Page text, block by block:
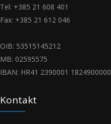
Tel: +385 21 608 401
Fax: +385 21 612 046
OIB: 53515145212
MB: 02595575
IBAN: HR41 2390001 1824900000
Kontakt